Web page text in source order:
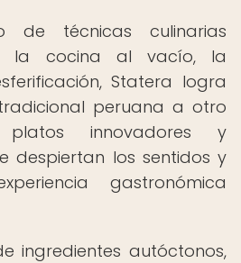
de técnicas culinarias
la cocina al vacío, la
Statera logra
peruana a otro
innovadores y
despiertan los sentidos y
gastronómica
ingredientes autóctonos,